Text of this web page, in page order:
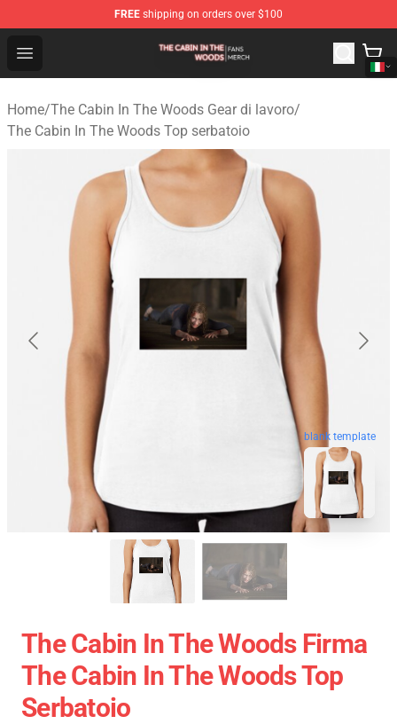
FREE shipping on orders over $100
Open menu
The Cabin In The Woods Shop - Official The Cabin In
Home/The Cabin In The Woods Gear di lavoro/
The Cabin In The Woods Top serbatoio
blank template
The Cabin In The Woods Firma
The Cabin In The Woods Top
Serbatoio